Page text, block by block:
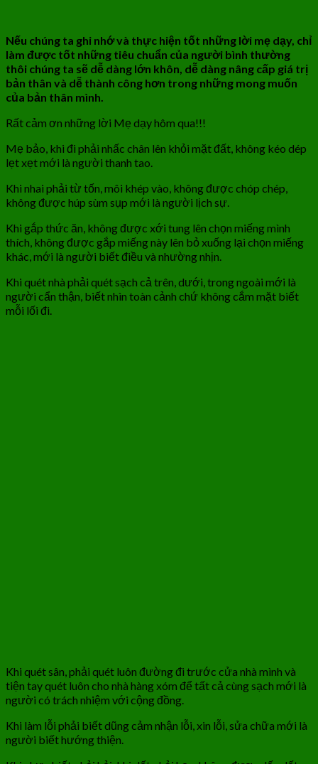
Nếu chúng ta ghi nhớ và thực hiện tốt những lời mẹ dạy, chỉ
làm được tốt những tiêu chuẩn của người bình thường
thôi chúng ta sẽ dễ dàng lớn khôn, dễ dàng nâng cấp giá trị
bản thân và dễ thành công hơn trong những mong muốn
của bản thân mình.
Rất cảm ơn những lời Mẹ dạy hôm qua!!!
Mẹ bảo, khi đi phải nhấc chân lên khỏi mặt đất, không kéo dép
lẹt xẹt mới là người thanh tao.
Khi nhai phải từ tốn, môi khép vào, không được chóp chép,
không được húp sùm sụp mới là người lịch sự.
Khi gắp thức ăn, không được xới tung lên chọn miếng mình
thích, không được gắp miếng này lên bỏ xuống lại chọn miếng
khác, mới là người biết điều và nhường nhịn.
Khi quét nhà phải quét sạch cả trên, dưới, trong ngoài mới là
người cẩn thận, biết nhìn toàn cảnh chứ không cắm mặt biết
mỗi lối đi.
Khi quét sân, phải quét luôn đường đi trước cửa nhà mình và
tiện tay quét luôn cho nhà hàng xóm để tất cả cùng sạch mới là
người có trách nhiệm với cộng đồng.
Khi làm lỗi phải biết dũng cảm nhận lỗi, xin lỗi, sửa chữa mới là
người biết hướng thiện.